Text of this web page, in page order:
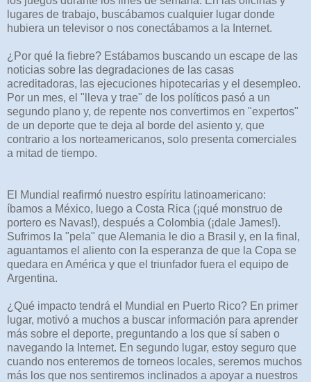
lugares de trabajo, buscábamos cualquier lugar donde
hubiera un televisor o nos conectábamos a la Internet.
¿Por qué la fiebre? Estábamos buscando un escape de las
noticias sobre las degradaciones de las casas
acreditadoras, las ejecuciones hipotecarias y el desempleo.
Por un mes, el "lleva y trae" de los políticos pasó a un
segundo plano y, de repente nos convertimos en "expertos"
de un deporte que te deja al borde del asiento y, que
contrario a los norteamericanos, solo presenta comerciales
a mitad de tiempo.
El Mundial reafirmó nuestro espíritu latinoamericano:
íbamos a México, luego a Costa Rica (¡qué monstruo de
portero es Navas!), después a Colombia (¡dale James!).
Sufrimos la "pela" que Alemania le dio a Brasil y, en la final,
aguantamos el aliento con la esperanza de que la Copa se
quedara en América y que el triunfador fuera el equipo de
Argentina.
¿Qué impacto tendrá el Mundial en Puerto Rico? En primer
lugar, motivó a muchos a buscar información para aprender
más sobre el deporte, preguntando a los que sí saben o
navegando la Internet. En segundo lugar, estoy seguro que
cuando nos enteremos de torneos locales, seremos muchos
más los que nos sentiremos inclinados a apoyar a nuestros